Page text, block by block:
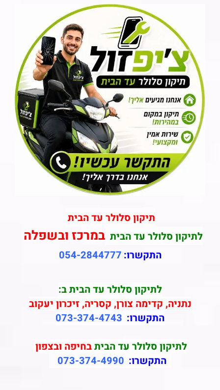
תיקון סלולר עד הבית
לתיקון סלולר עד הביתבמרכז ובשפלה
התקשרו: 054-2844777
לתיקון סלולר עד הבית ב:
נתניה, קדימה צורן, קסריה, זיכרון יעקוב
התקשרו: 073-374-4743
לתיקון סלולר עד הביתבחיפה ובצפון
התקשרו: 073-374-4990